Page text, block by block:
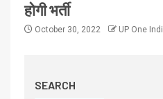
होगी भर्ती
October 30, 2022 UP One
SEARCH